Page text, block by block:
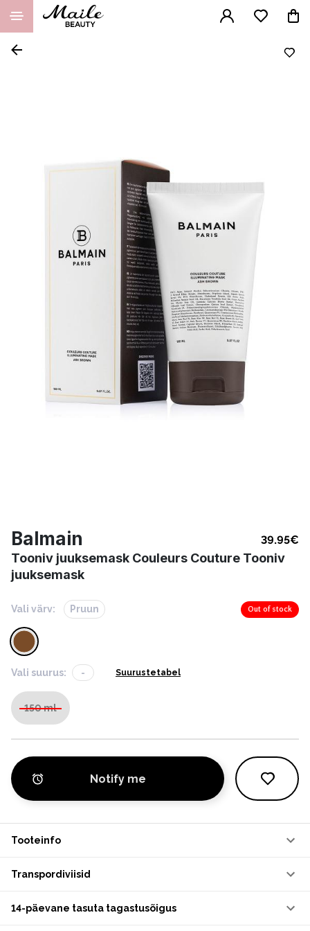
Balmain 39.95€
Tooniv juuksemask Couleurs Couture Tooniv
juuksemask
Vali värv: Pruun Out of stock
Vali suurus: - Suurustetabel
150 ml
Notify me
Tooteinfo
Transpordiviisid
14-päevane tasuta tagastusõigus